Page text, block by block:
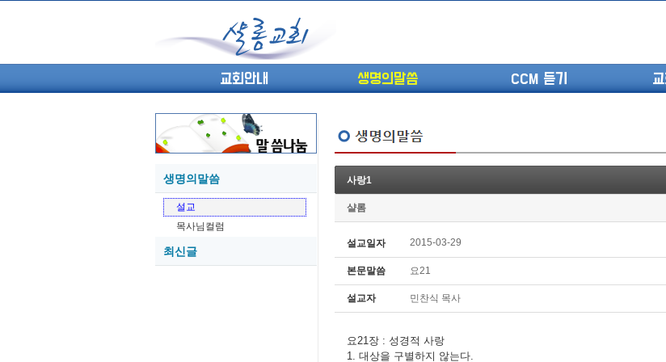
교회안내 생명의말씀 CCM 듣기
생명의말씀
설교
목사님컬럼
최신글
05-26 (고린도전서12) 고전7:23-40 ...
05-20 (고린도전서10) 고전6:1~11 ...
05-20 (고린도전서9) 고전5:1-13 ...
05-18 (고린도전서7) 고전4:1-8 판...
사랑1
샬롬
설교일자 2015-03-29
본문말씀 요21
설교자 민찬식 목사
요21장 : 성경적 사랑
1. 대상을 구별하지 않는다.